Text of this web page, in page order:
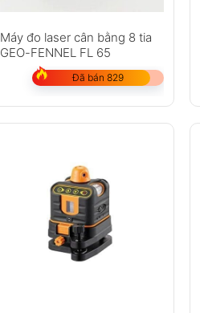
Máy đo laser cân bằng 8 tia
GEO-FENNEL FL 65
Đã bán 829